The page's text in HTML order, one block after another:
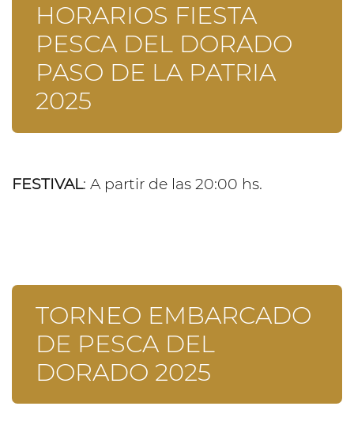
HORARIOS FIESTA
PESCA DEL DORADO
PASO DE LA PATRIA
2025
FESTIVAL: A partir de las 20:00 hs.
TORNEO EMBARCADO
DE PESCA DEL
DORADO 2025